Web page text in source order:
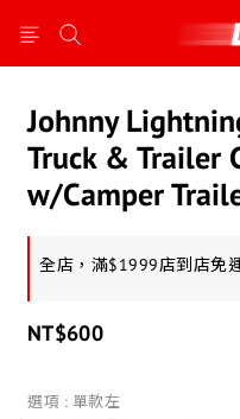
Johnny
Truck & Trailer
w/Camper
全店，滿$1999店到店免
NT$600
選項 : 單款左